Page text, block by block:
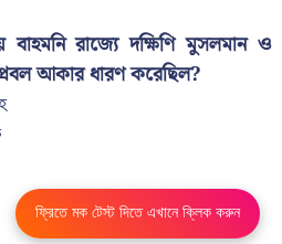
রাজ্যে দক্ষিণি মুসলমান ও
আকার ধারণ করেছিল?
ফ্রিতে মক টেস্ট দিতে এখানে ক্লিক করুন